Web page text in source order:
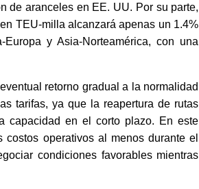
de aranceles en EE. UU. Por su parte,
TEU-milla alcanzará apenas un 1.4%
y Asia-Norteamérica, con una
retorno gradual a la normalidad
tarifas, ya que la reapertura de rutas
capacidad en el corto plazo. En este
costos operativos al menos durante el
condiciones favorables mientras